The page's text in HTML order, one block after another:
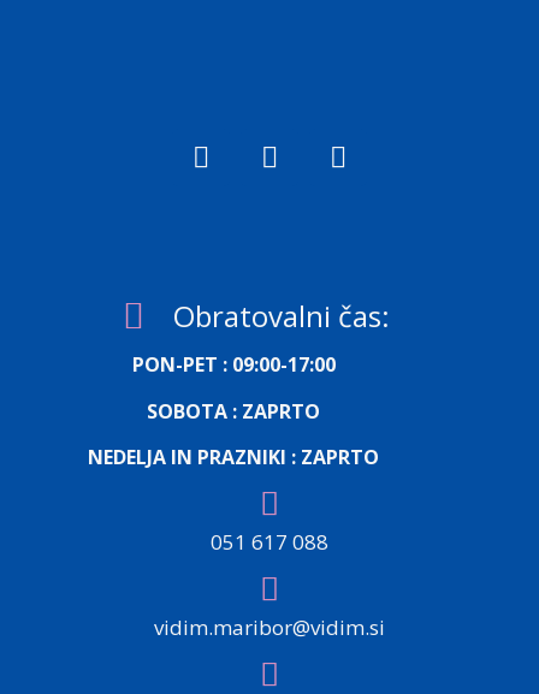
Obratovalni čas:
PON-PET : 09:00-17:00
SOBOTA : ZAPRTO
NEDELJA IN PRAZNIKI : ZAPRTO
051 617 088
vidim.maribor@vidim.si